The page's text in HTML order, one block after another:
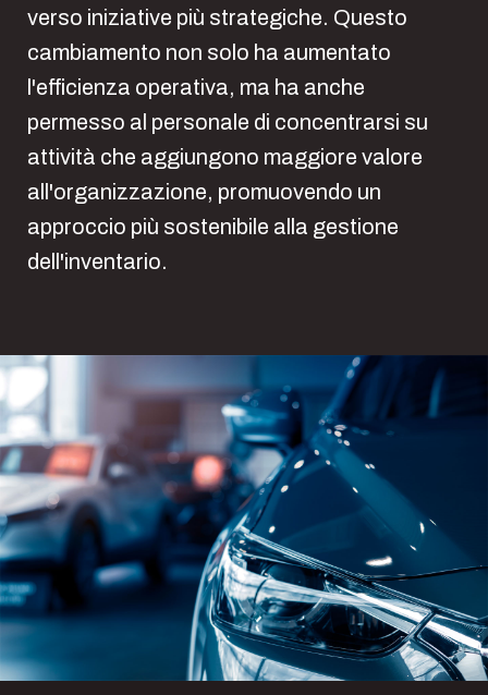
verso iniziative più strategiche. Questo
cambiamento non solo ha aumentato
l'efficienza operativa, ma ha anche
permesso al personale di concentrarsi su
attività che aggiungono maggiore valore
all'organizzazione, promuovendo un
approccio più sostenibile alla gestione
dell'inventario.